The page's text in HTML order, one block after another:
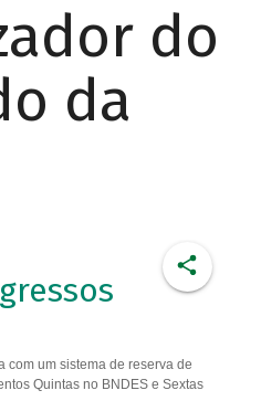
do
da
com um sistema de reserva de
Quintas no BNDES e Sextas